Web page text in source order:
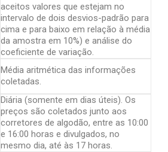
aceitos valores que estejam no
intervalo de dois desvios-padrão para
cima e para baixo em relação à média
da amostra em 10%) e análise do
coeficiente de variação.
Média aritmética das informações
coletadas.
Diária (somente em dias úteis). Os
preços são coletados junto aos
corretores de algodão, entre as 10:00
e 16:00 horas e divulgados, no
mesmo dia, até às 17 horas.